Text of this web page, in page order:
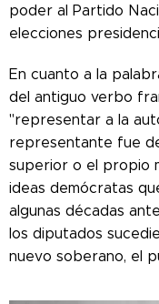
poder al Partido
elecciones
En cuanto a la
del antiguo verbo
"representar a la
representante fue
superior o el propio
ideas demócratas
algunas décadas
los diputados
nuevo soberano, el